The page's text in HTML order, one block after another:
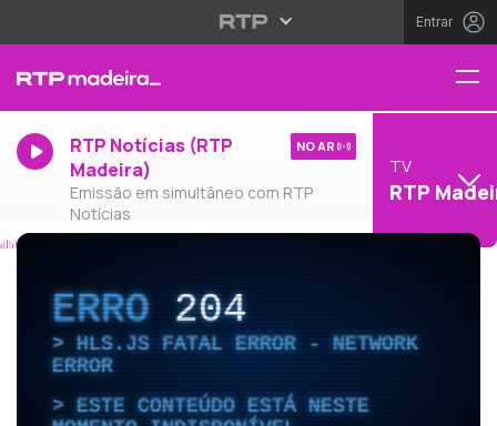
Entrar
RTP Notícias (RTP
Madeira)
Emissão em simultâneo com RTP
Notícias
NO AR
TV
RTP
ERRO204
HLS.JS FATAL ERROR - NETWORK
ERROR
ESTE CONTEÚDO ESTÁ NESTE